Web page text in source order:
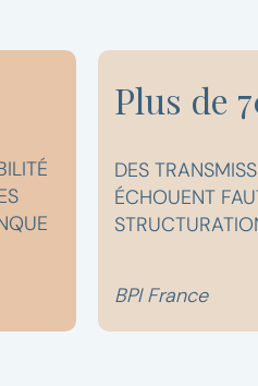
Plus de
DES
ÉCHOUENT
BPI France